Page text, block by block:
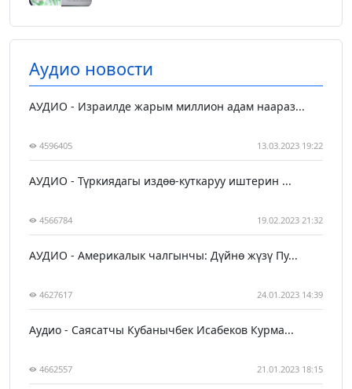
Аудио новости
АУДИО - Израилде жарым миллион адам наараз...
4596405 13.03.2023 19:22
АУДИО - Түркиядагы издөө-куткаруу иштерин ...
4566784 19.02.2023 21:32
АУДИО - Америкалык чалгынчы: Дүйнө жүзү Пу...
4627617 24.01.2023 14:39
Аудио - Саясатчы Кубанычбек Исабеков Курма...
4662557 21.01.2023 18:15